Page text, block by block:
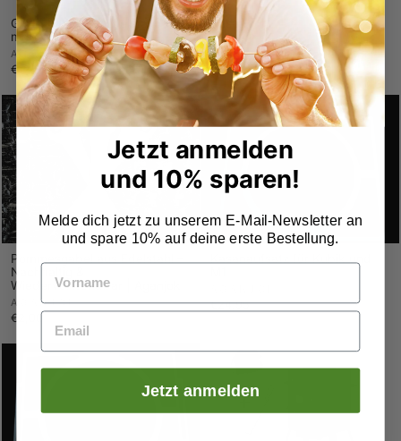
GN Behälter 1/2 Edelstahl/ 65
mm
AGANJOK
€12,95
Kasan
AGANJOK
€49,95
Pommesgabel aus Edelstahl –
Nachhaltig &
Wiederverwendbar | Aganjok
AGANJOK
€2,00
€24,95
Jetzt anmelden
und 10% sparen!
Melde dich jetzt zu unserem E-Mail-Newsletter an
und spare 10% auf deine erste Bestellung.
Jetzt anmelden